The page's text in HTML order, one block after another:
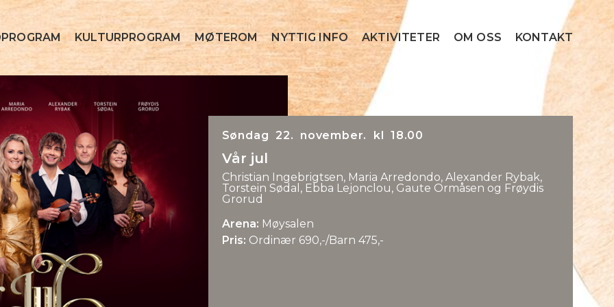
KULTURPROGRAM MØTEROM NYTTIG INFO AKTIVITETER OM OSS KONTAKT
Søndag 22. november. kl 18.00
Vår jul
Christian Ingebrigtsen, Maria Arredondo, Alexander Rybak,
Torstein Sødal, Ebba Lejonclou, Gaute Ormåsen og Frøydis
Grorud
Arena: Møysalen
Pris: Ordinær 690,-/Barn 475,-